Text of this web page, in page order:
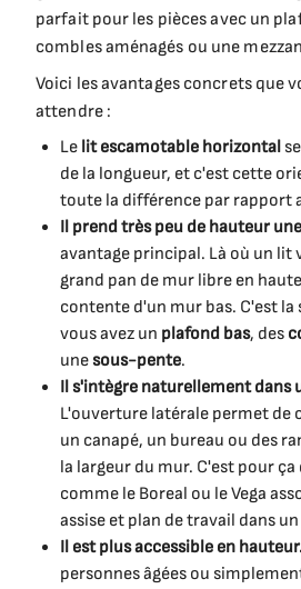
parfait pour les pièces avec un
combles aménagés ou une
Voici les avantages concrets que
attendre :
Le lit escamotable horizontal
de la longueur, et c'est cette
toute la différence par rapport
Il prend très peu de hauteur
avantage principal. Là où un lit
grand pan de mur libre en
contente d'un mur bas. C'est
vous avez un plafond bas, des
une sous-pente.
Il s'intègre naturellement dans
L'ouverture latérale permet de
un canapé, un bureau ou des
la largeur du mur. C'est pour
comme le Boreal ou le Vega
assise et plan de travail dans
Il est plus accessible en
personnes âgées ou